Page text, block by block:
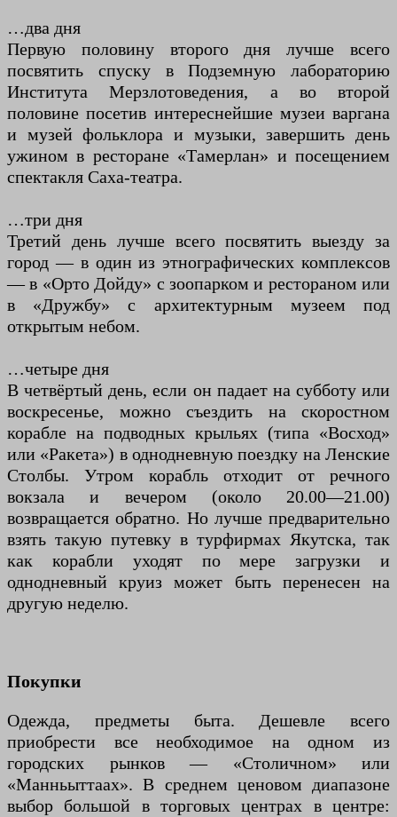
…два дня
Первую половину второго дня лучше всего
посвятить спуску в Подземную лабораторию
Института Мерзлотоведения, а во второй
половине посетив интереснейшие музеи варгана
и музей фольклора и музыки, завершить день
ужином в ресторане «Тамерлан» и посещением
спектакля Саха-театра.
…три дня
Третий день лучше всего посвятить выезду за
город — в один из этнографических комплексов
— в «Орто Дойду» с зоопарком и рестораном или
в «Дружбу» с архитектурным музеем под
открытым небом.
…четыре дня
В четвёртый день, если он падает на субботу или
воскресенье, можно съездить на скоростном
корабле на подводных крыльях (типа «Восход»
или «Ракета») в однодневную поездку на Ленские
Столбы. Утром корабль отходит от речного
вокзала и вечером (около 20.00—21.00)
возвращается обратно. Но лучше предварительно
взять такую путевку в турфирмах Якутска, так
как корабли уходят по мере загрузки и
однодневный круиз может быть перенесен на
другую неделю.
Покупки
Одежда, предметы быта. Дешевле всего
приобрести все необходимое на одном из
городских рынков — «Столичном» или
«Манньыттаах». В среднем ценовом диапазоне
выбор большой в торговых центрах в центре: